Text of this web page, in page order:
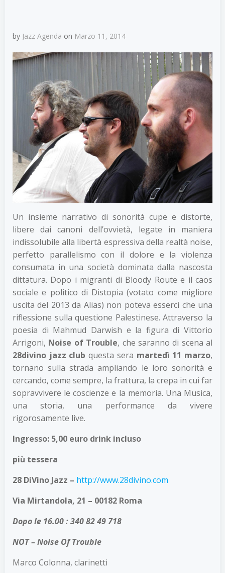
by Jazz Agenda on Marzo 11, 2014
Un insieme narrativo di sonorità cupe e distorte,
libere dai canoni dell’ovvietà, legate in maniera
indissolubile alla libertà espressiva della realtà noise,
perfetto parallelismo con il dolore e la violenza
consumata in una società dominata dalla nascosta
dittatura. Dopo i migranti di Bloody Route e il caos
sociale e politico di Distopia (votato come migliore
uscita del 2013 da Alias) non poteva esserci che una
riflessione sulla questione Palestinese. Attraverso la
poesia di Mahmud Darwish e la figura di Vittorio
Arrigoni, Noise of Trouble, che saranno di scena al
28divino jazz club questa sera martedì 11 marzo,
tornano sulla strada ampliando le loro sonorità e
cercando, come sempre, la frattura, la crepa in cui far
sopravvivere le coscienze e la memoria. Una Musica,
una storia, una performance da vivere
rigorosamente live.
Ingresso: 5,00 euro drink incluso
più tessera
28 DiVino Jazz – http://www.28divino.com
Via Mirtandola, 21 – 00182 Roma
Dopo le 16.00 : 340 82 49 718
NOT – Noise Of Trouble
Marco Colonna, clarinetti